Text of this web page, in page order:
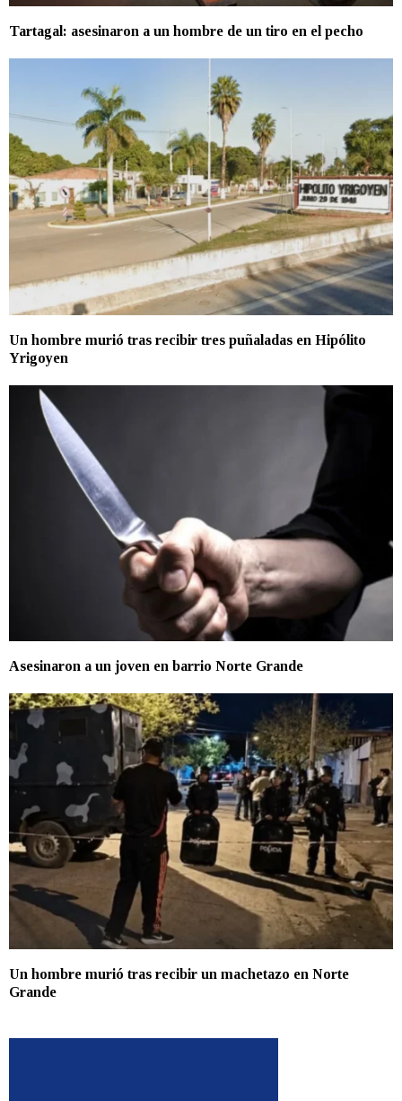
Tartagal: asesinaron a un hombre de un tiro en el pecho
Un hombre murió tras recibir tres puñaladas en Hipólito
Yrigoyen
Asesinaron a un joven en barrio Norte Grande
Un hombre murió tras recibir un machetazo en Norte
Grande